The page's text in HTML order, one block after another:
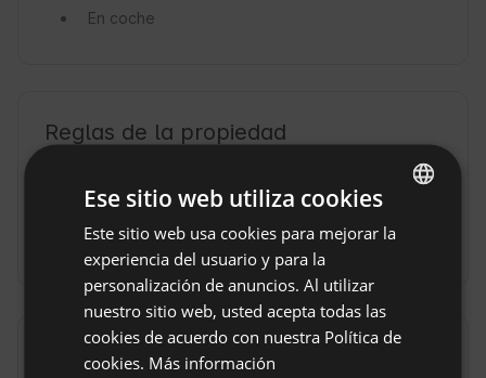
En coche
Reglas de la propiedad
Hora de salida: Hasta 11:00
Reservar sin reembolso
Localización
ENGLISH
POLISH
GERMAN
Ese sitio web utiliza cookies
Este sitio web usa cookies para mejorar la
experiencia del usuario y para la
personalización de anuncios. Al utilizar
nuestro sitio web, usted acepta todas las
cookies de acuerdo con nuestra Política de
cookies. Más información